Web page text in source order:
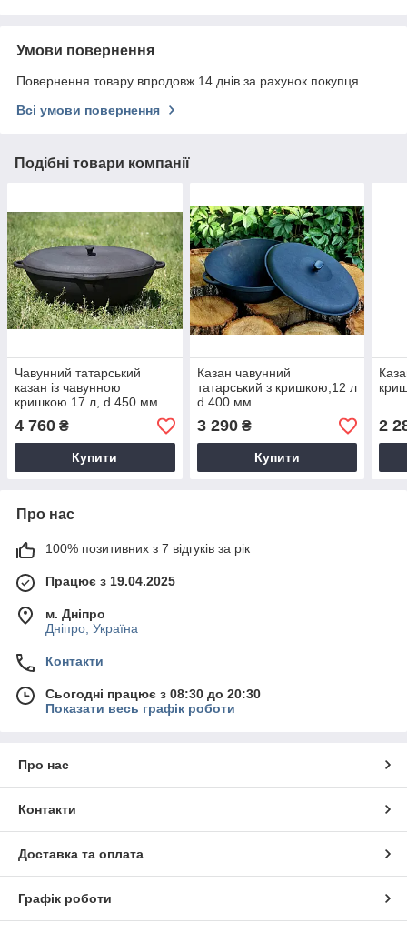
Умови повернення
Повернення товару впродовж 14 днів за рахунок покупця
Всі умови повернення
Подібні товари компанії
Чавунний татарський
казан із чавунною
кришкою 17 л, d 450 мм
4 760 ₴
Купити
Казан чавунний
татарський з кришкою,12 л
d 400 мм
3 290₴
Купити
2
Про нас
100% позитивних з 7 відгуків за рік
Працює з 19.04.2025
м. Дніпро
Дніпро, Україна
Контакти
Сьогодні працює з 08:30 до 20:30
Показати весь графік роботи
Про нас
Контакти
Доставка та оплата
Графік роботи